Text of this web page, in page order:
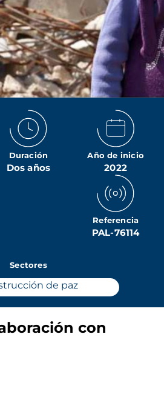
Duración
Dos años
Año de inicio
2022
Referencia
PAL-76114
Sectores
de paz
con